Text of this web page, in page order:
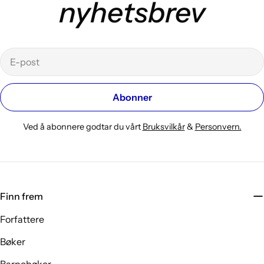
nyhetsbrev
E-
post
Abonner
Ved å abonnere godtar du vårt Bruksvilkår& Personvern.
Finn frem
Forfattere
Bøker